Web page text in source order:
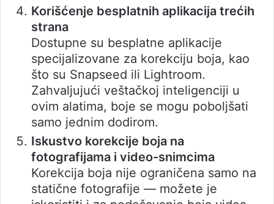
Korišćenje besplatnih aplikacija trećih
strana
Dostupne su besplatne aplikacije
specijalizovane za korekciju boja, kao
što su Snapseed ili Lightroom.
Zahvaljujući veštačkoj inteligenciji u
ovim alatima, boje se mogu poboljšati
samo jednim dodirom.
Iskustvo korekcije boja na
fotografijama i video-snimcima
Korekcija boja nije ograničena samo na
statične fotografije — možete je